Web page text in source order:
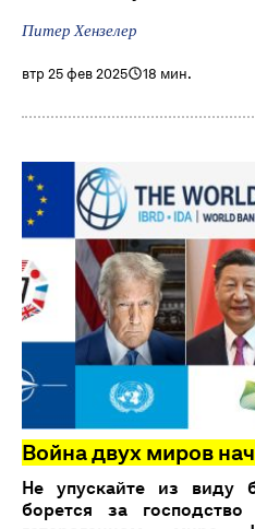
Питер Хензелер
втр 25 фев 2025 18 мин.
Война двух миров
Не упускайте из виду
борется за